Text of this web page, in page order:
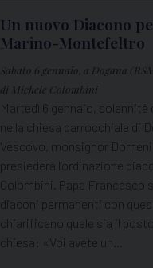
Un nuovo Diacono
Marino-Montefeltro
Sabato 6 gennaio, a Dogana
di Michele Colombini
Martedì 6 gennaio, solennità
nella chiesa parrocchiale di
Vescovo, monsignor
presiederà l’ordinazione
Colombini. Papa Francesco
diaconi permanenti con
chiarificano quale sia il
chiesa: «Voi avete un…